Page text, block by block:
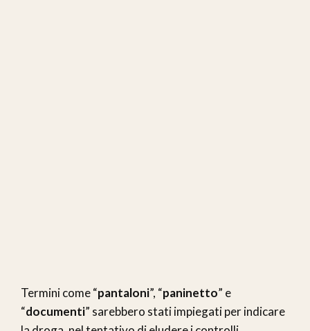
Termini come “pantaloni”, “paninetto” e
“documenti” sarebbero stati impiegati per indicare